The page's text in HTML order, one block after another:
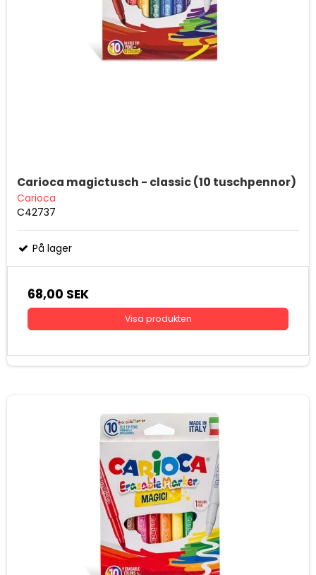
Carioca magictusch - classic (10 tuschpennor)
Carioca
C42737
På lager
68,00 SEK
Visa produkten